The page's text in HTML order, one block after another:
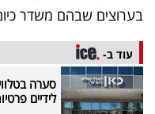
בערוצים שבהם משדר
עוד ב-
סערה
לידיים